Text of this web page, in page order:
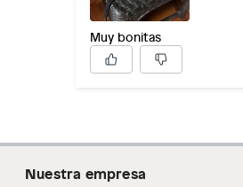
Muy bonitas
Nuestra empresa